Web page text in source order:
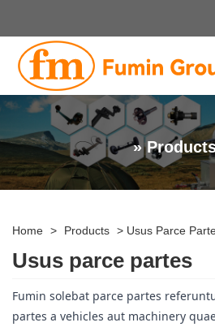
»
Home > Products > Usus Parce
Usus parce partes
Fumin solebat parce partes
partes a vehicles aut machinery